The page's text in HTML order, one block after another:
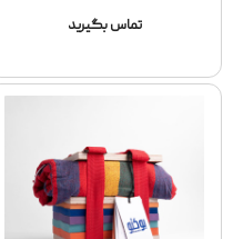
تماس بگیرید